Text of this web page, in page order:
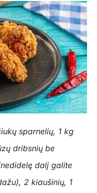
sparnelių, 1 kg
dribsnių be
dalį galite
2 kiaušinių, 1